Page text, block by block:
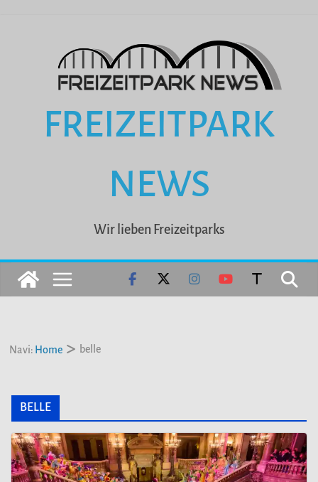
FREIZEITPARK
NEWS
Wir lieben Freizeitparks
Navi: Home belle
BELLE